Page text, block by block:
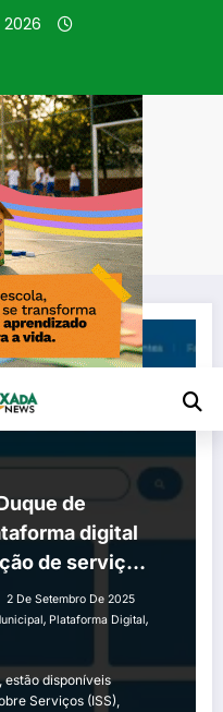
municipal
de
digital
de serviços
2 De Setembro De 2025
, Plataforma Digital,
estão disponíveis
Serviços (ISS),